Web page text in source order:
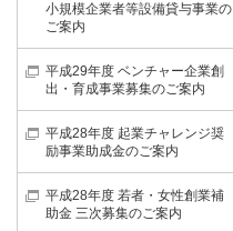
小規模企業者等設備貸与事業の
ご案内
平成29年度 ベンチャー企業創
出・育成事業募集のご案内
平成28年度 起業チャレンジ奨
励事業助成金のご案内
平成28年度 若者・女性創業補
助金 三次募集のご案内